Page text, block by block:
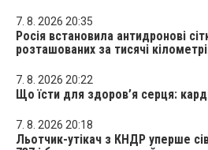
7. 8. 2026 20:35
Росія встановила антидронові
розташованих за тисячі
7. 8. 2026 20:22
Що їсти для здоров’я серця:
7. 8. 2026 20:18
Льотчик-утікач з КНДР уперше